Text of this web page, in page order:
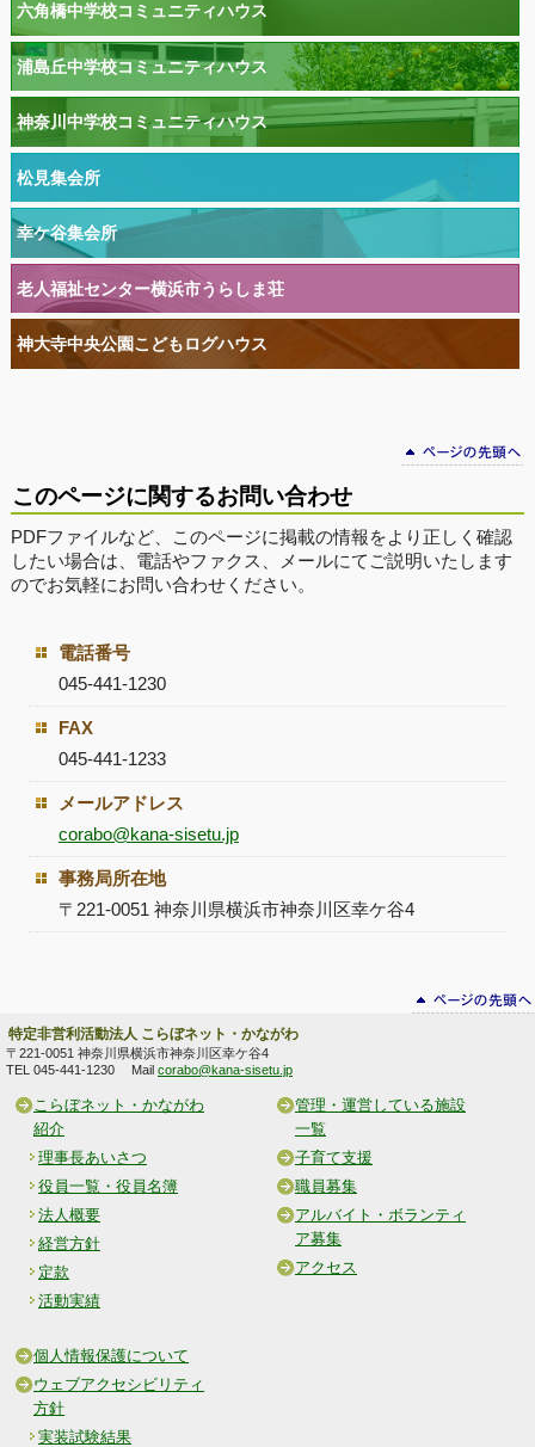
六角橋中学校コミュニティハウス
浦島丘中学校コミュニティハウス
神奈川中学校コミュニティハウス
松見集会所
幸ケ谷集会所
老人福祉センター横浜市うらしま荘
神大寺中央公園こどもログハウス
このページに関するお問い合わせ
PDFファイルなど、このページに掲載の情報をより正しく確認
したい場合は、電話やファクス、メールにてご説明いたします
のでお気軽にお問い合わせください。
電話番号
045-441-1230
FAX
045-441-1233
メールアドレス
corabo@kana-sisetu.jp
事務局所在地
〒221-0051 神奈川県横浜市神奈川区幸ケ谷4
特定非営利活動法人 こらぼネット・かながわ
〒221-0051 神奈川県横浜市神奈川区幸ケ谷4
TEL 045-441-1230
Mail corabo@kana-sisetu.jp
こらぼネット・かながわ
紹介
理事長あいさつ
役員一覧・役員名簿
法人概要
経営方針
定款
活動実績
管理・運営している施設
一覧
子育て支援
職員募集
アルバイト・ボランティ
ア募集
アクセス
個人情報保護について
ウェブアクセシビリティ
方針
実装試験結果